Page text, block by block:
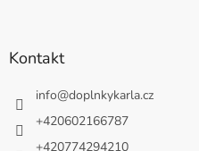
Kontakt
info@doplnkykarla.cz
+420602166787
+420774294210